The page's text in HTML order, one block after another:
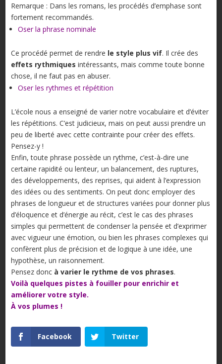
Remarque : Dans les romans, les procédés d’emphase sont
fortement recommandés.
Oser la phrase nominale
Ce procédé permet de rendre le style plus vif. Il crée des
effets rythmiques intéressants, mais comme toute bonne
chose, il ne faut pas en abuser.
Oser les rythmes et répétition
L’école nous a enseigné de varier notre vocabulaire et d’éviter
les répétitions. C’est judicieux, mais on peut aussi prendre un
peu de liberté avec cette contrainte pour créer des effets.
Pensez-y !
Enfin, toute phrase possède un rythme, c’est-à-dire une
certaine rapidité ou lenteur, un balancement, des ruptures,
des développements, des reprises, qui aident à l’expression
des idées ou des sentiments. On peut donc employer des
phrases de longueur et de structures variées pour donner plus
d’éloquence et d’énergie au récit, c’est le cas des phrases
simples qui permettent de condenser la pensée et d’exprimer
avec vigueur une émotion, ou bien les phrases complexes qui
confèrent plus de précision et de logique à une idée, une
hypothèse, un raisonnement.
Pensez donc à varier le rythme de vos phrases.
Voilà quelques pistes à fouiller pour enrichir et
améliorer votre style.
À vos plumes !
Facebook Twitter